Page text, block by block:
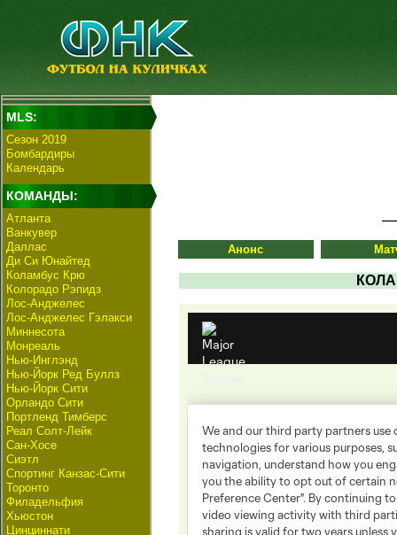
MLS:
Сезон 2019
Бомбардиры
Календарь
КОМАНДЫ:
Атланта
Ванкувер
Даллас
Ди Си Юнайтед
Коламбус Крю
Колорадо Рэпидз
Лос-Анджелес
Лос-Анджелес Гэлакси
Миннесота
Монреаль
Нью-Инглэнд
Нью-Йорк Ред Буллз
Нью-Йорк Сити
Орландо Сити
Портленд Тимберс
Реал Солт-Лейк
Сан-Хосе
Сиэтл
Спортинг Канзас-Сити
Торонто
Филадельфия
Хьюстон
Цинциннати
Анонс